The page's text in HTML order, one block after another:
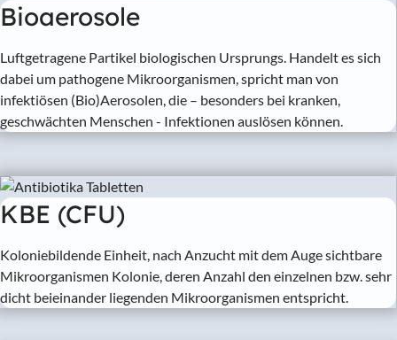
Bioaerosole
Luftgetragene Partikel biologischen Ursprungs. Handelt es sich
dabei um pathogene Mikroorganismen, spricht man von
infektiösen (Bio)Aerosolen, die – besonders bei kranken,
geschwächten Menschen - Infektionen auslösen können.
KBE (CFU)
Koloniebildende Einheit, nach Anzucht mit dem Auge sichtbare
Mikroorganismen Kolonie, deren Anzahl den einzelnen bzw. sehr
dicht beieinander liegenden Mikroorganismen entspricht.